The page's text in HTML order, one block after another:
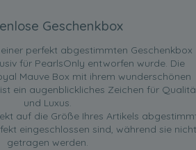
Geschenkbox
perfekt abgestimmten Geschenkbox
für PearlsOnly entworfen wurde. Die
Mauve Box mit ihrem wunderschönen
ein augenblickliches Zeichen für
und Luxus.
auf die Größe Ihres Artikels
eingeschlossen sind, während sie nicht
getragen werden.